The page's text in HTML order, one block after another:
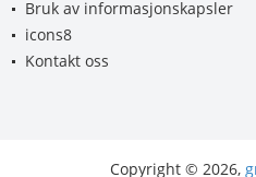
Bruk av informasjonskapsler
icons8
Kontakt oss
Copyright © 2026,